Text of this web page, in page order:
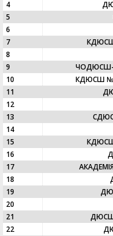
4
5
6
7
8
9
ЧОДЮСШ-
10
КДЮСШ
11
12
13
14
15
КДЮСШ
16
17
18
19
20
21
ДЮСШ-
22